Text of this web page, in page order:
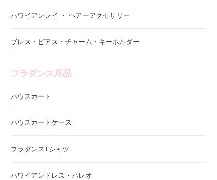
ハワイアンレイ ・ ヘアーアクセサリー
ブレス・ピアス・チャーム・キーホルダー
フラダンス用品
パウスカート
パウスカートケース
フラダンスTシャツ
ハワイアンドレス・パレオ